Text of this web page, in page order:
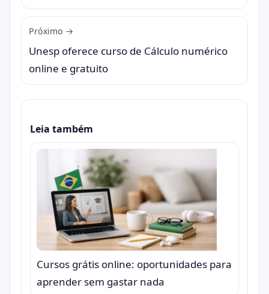
Próximo →
Unesp oferece curso de Cálculo numérico
online e gratuito
Leia também
Cursos grátis online: oportunidades para
aprender sem gastar nada